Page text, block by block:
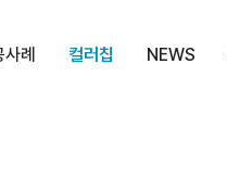
례 컬러칩 NEWS